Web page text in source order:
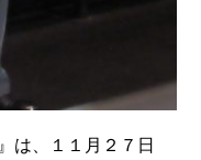
』は、１１月２７日